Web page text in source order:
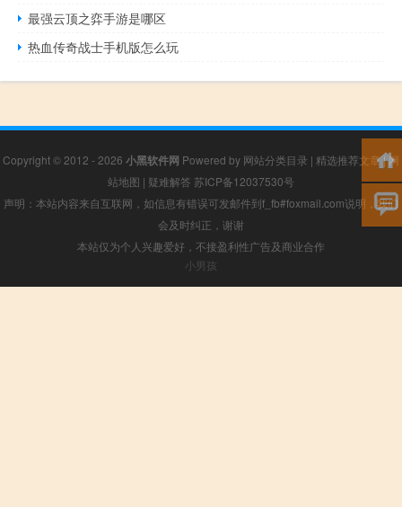
最强云顶之弈手游是哪区
热血传奇战士手机版怎么玩
Copyright © 2012 - 2026 小黑软件网 Powered by 网站分类目录 | 精选推荐文章|网
站地图 | 疑难解答 苏ICP备12037530号
声明：本站内容来自互联网，如信息有错误可发邮件到f_fb#foxmail.com说明，我们
会及时纠正，谢谢
本站仅为个人兴趣爱好，不接盈利性广告及商业合作
小男孩